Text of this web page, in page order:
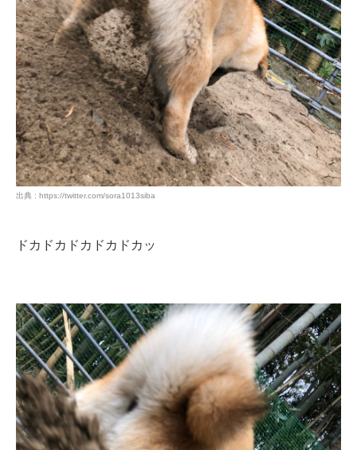
出典 : https://twitter.com/sora1013siba
ドカドカドカドカドカッ